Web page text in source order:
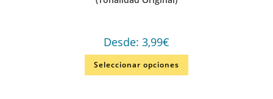
Desde: 3,99€
Seleccionar opciones